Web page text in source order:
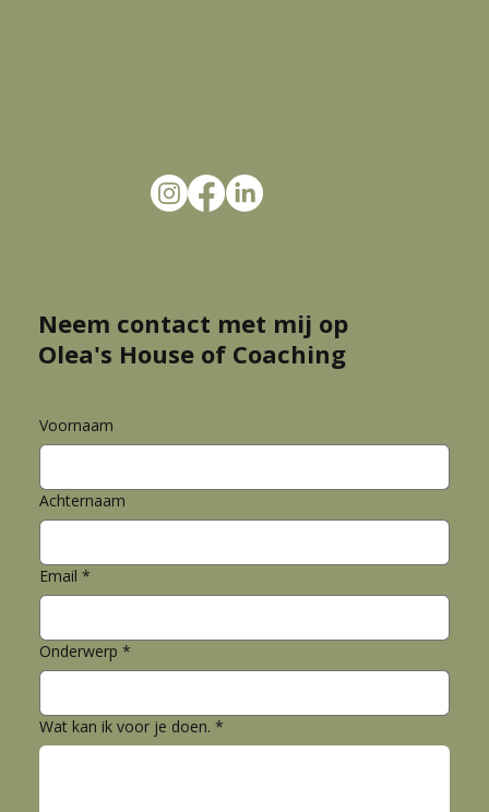
Neem contact met mij op
Olea's House of Coaching
Voornaam
Achternaam
Email *
Onderwerp *
Wat kan ik voor je doen. *